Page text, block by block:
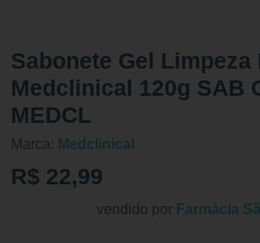
Sabonete Gel Limpeza
Medclinical 120g SAB
MEDCL
Marca: Medclinical
R$ 22,99
vendido por Farmácia